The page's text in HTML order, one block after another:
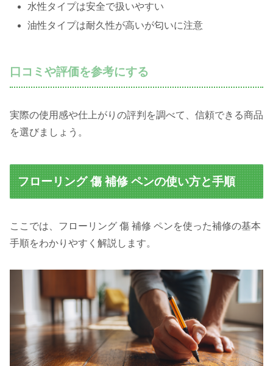
水性タイプは安全で扱いやすい
油性タイプは耐久性が高いが匂いに注意
口コミや評価を参考にする
実際の使用感や仕上がりの評判を調べて、信頼できる商品
を選びましょう。
フローリング 傷 補修 ペンの使い方と手順
ここでは、フローリング 傷 補修 ペンを使った補修の基本
手順をわかりやすく解説します。